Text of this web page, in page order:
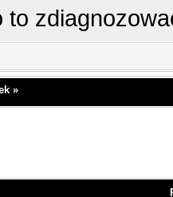
to
»